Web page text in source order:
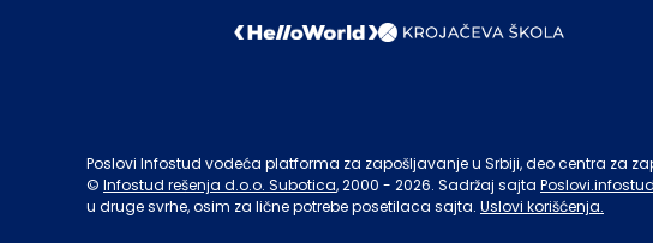
Poslovi Infostud vodeća platforma za zapošljavanje u Srbiji, deo centra za
© Infostud rešenja d.o.o. Subotica, 2000 - 2026. Sadržaj sajta
u druge svrhe, osim za lične potrebe posetilaca sajta. Uslovi korišćenja.